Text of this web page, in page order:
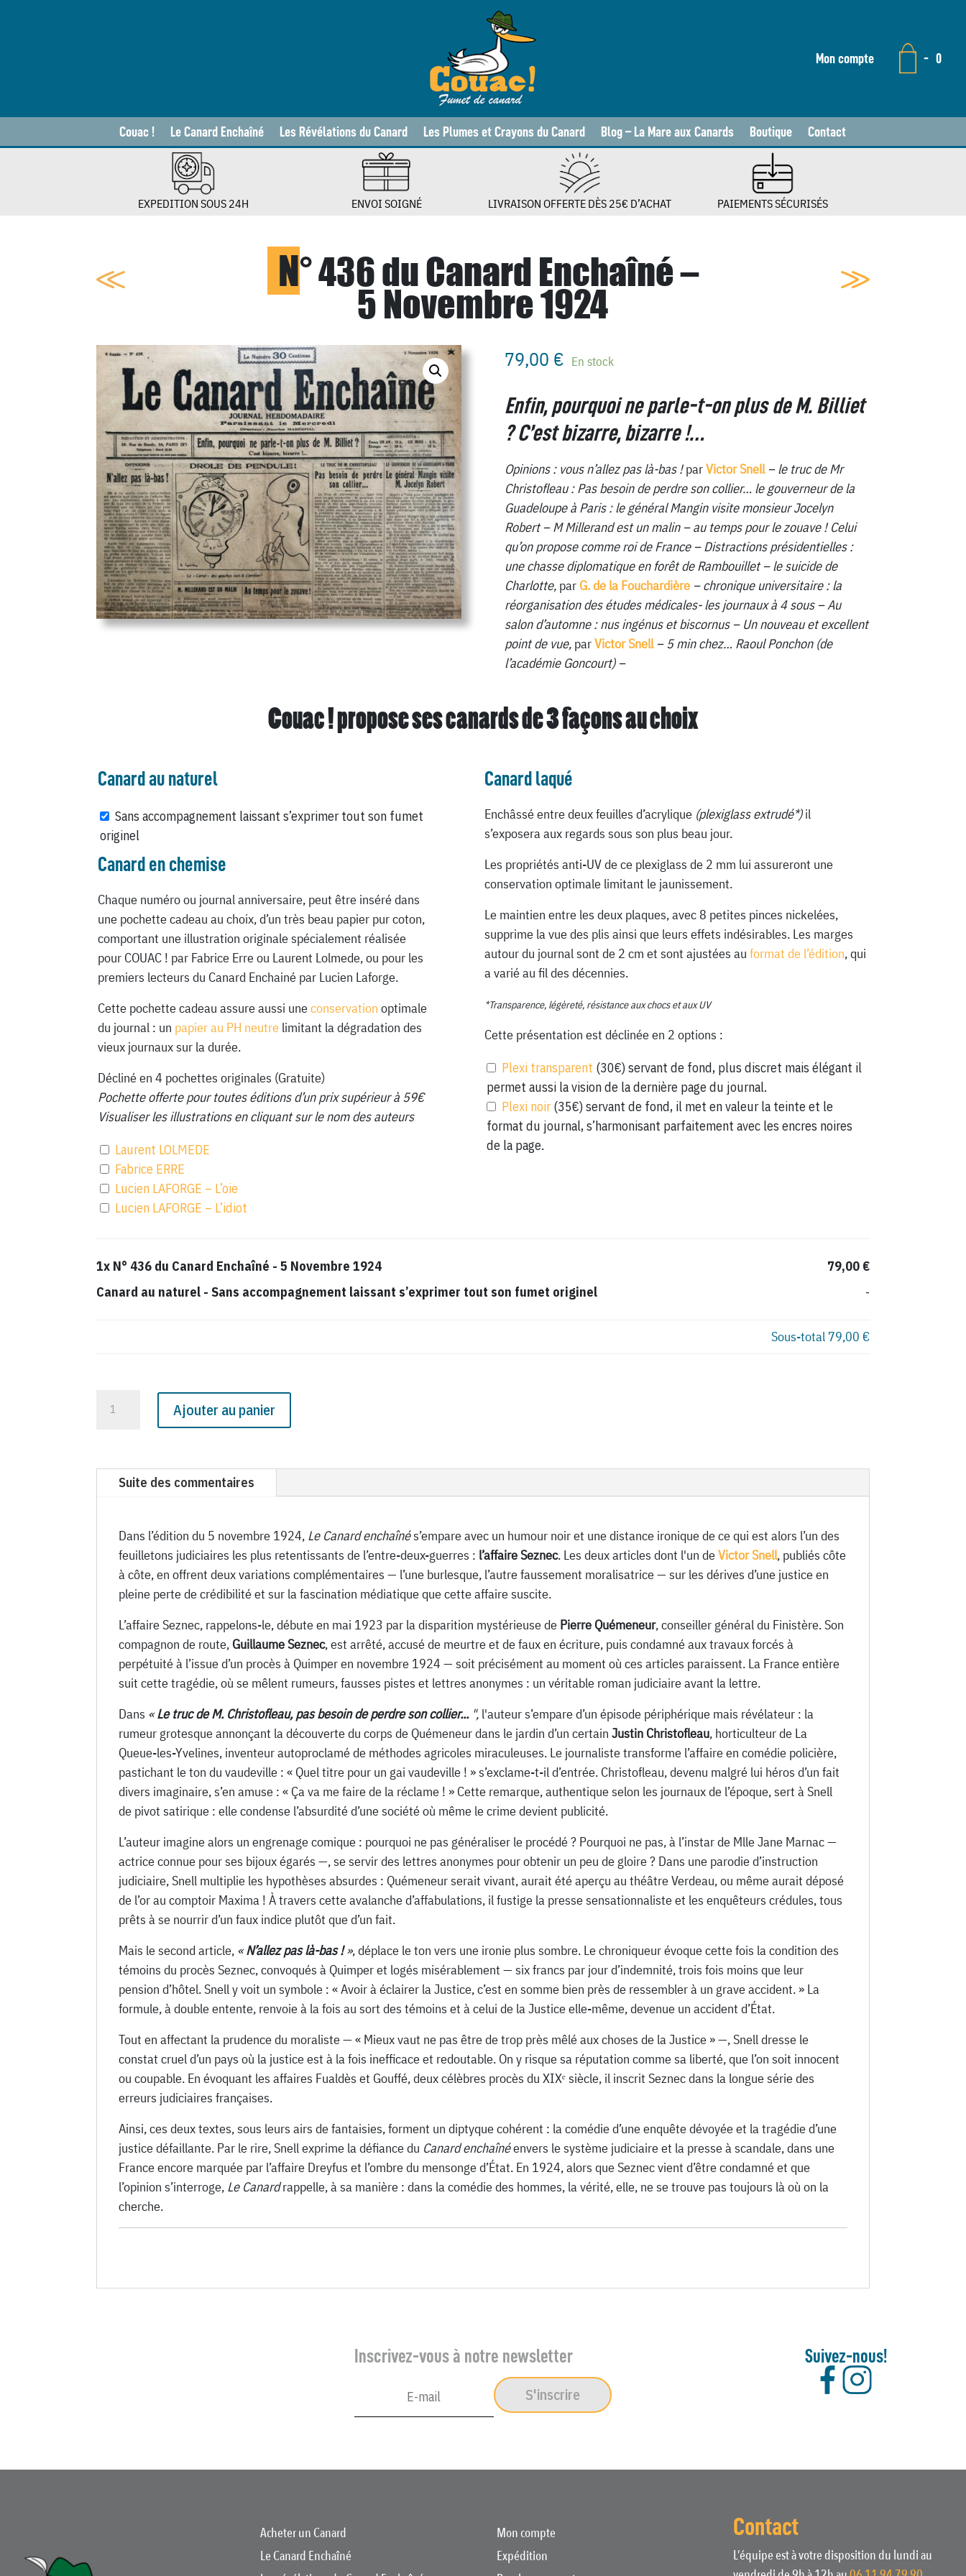
Mon compte - 0
Couac ! Le Canard Enchaîné Les Révélations du Canard Les Plumes et Crayons du Canard Blog – La Mare aux Canards Boutique Contact
EXPEDITION SOUS 24H ENVOI SOIGNÉ LIVRAISON OFFERTE DÈS 25€ D’ACHAT PAIEMENTS SÉCURISÉS
N° 436 du Canard Enchaîné –
5 Novembre 1924
79,00 € En stock
Enfin, pourquoi ne parle-t-on plus de M. Billiet
? C’est bizarre, bizarre !…
Opinions : vous n’allez pas là-bas !parVictor Snell – le truc de Mr
Christofleau : Pas besoin de perdre son collier… le gouverneur de la
Guadeloupe à Paris : le général Mangin visite monsieur Jocelyn
Robert – M Millerand est un malin – au temps pour le zouave ! Celui
qu’on propose comme roi de France – Distractions présidentielles :
une chasse diplomatique en forêt de Rambouillet – le suicide de
Charlotte, par G. de la Fouchardière – chronique universitaire : la
réorganisation des études médicales- les journaux à 4 sous – Au
salon d’automne : nus ingénus et biscornus – Un nouveau et excellent
point de vue, parVictor Snell – 5 min chez… Raoul Ponchon (de
l’académie Goncourt) –
Couac ! propose ses canards de3 façons au choix
Canard au naturel
Sans accompagnement laissant s’exprimer tout son fumet
originel
Canard en chemise
Chaque numéro ou journal anniversaire, peut être inséré dans
une pochette cadeau au choix, d’un très beau papier pur coton,
comportant une illustration originale spécialement réalisée
pour COUAC ! par Fabrice Erre ou Laurent Lolmede, ou pour les
premiers lecteurs du Canard Enchainé par Lucien Laforge.
Cette pochette cadeau assure aussi uneconservation optimale
du journal : un papier au PH neutre limitant la dégradation des
vieux journaux sur la durée.
Décliné en 4 pochettes originales (Gratuite)
Pochette offerte pour toutes éditions d’un prix supérieur à 59€
Visualiser les illustrations en cliquant sur le nom des auteurs
Laurent LOLMEDE
Fabrice ERRE
Lucien LAFORGE – L’oie
Lucien LAFORGE – L’idiot
Canard laqué
Enchâssé entre deux feuilles d’acrylique (plexiglass extrudé*)il
s’exposera aux regards sous son plus beau jour.
Les propriétés anti-UV de ce plexiglass de 2 mm lui assureront une
conservation optimale limitant le jaunissement.
Le maintien entre les deux plaques, avec 8 petites pinces nickelées,
supprime la vue des plis ainsi que leurs effets indésirables. Les marges
autour du journal sont de 2 cm et sont ajustées au format de l’édition, qui
a varié au fil des décennies.
*Transparence, légèreté, résistance aux chocs et aux UV
Cette présentation est déclinée en 2 options :
Plexi transparent (30€) servant de fond, plus discret mais élégant il
permet aussi la vision de la dernière page du journal.
Plexi noir (35€) servant de fond, il met en valeur la teinte et le
format du journal, s’harmonisant parfaitement avec les encres noires
de la page.
1x N° 436 du Canard Enchaîné - 5 Novembre 1924
79,00 €
Canard au naturel -Sans accompagnement laissant s’exprimer tout son fumet originel -
Sous-total 79,00 €
Novembre
1924
Ajouter au panier
Suite des commentaires
Dans l’édition du 5 novembre 1924, Le Canard enchaînés’empare avec un humour noir et une distance ironique de ce qui est alors l’un des
feuilletons judiciaires les plus retentissants de l’entre-deux-guerres : l’affaire Seznec. Les deux articles dont l'un deVictor Snell, publiés côte
à côte, en offrent deux variations complémentaires — l’une burlesque, l’autre faussement moralisatrice — sur les dérives d’une justice en
pleine perte de crédibilité et sur la fascination médiatique que cette affaire suscite.
L’affaire Seznec, rappelons-le, débute en mai 1923 par la disparition mystérieuse de Pierre Quémeneur, conseiller général du Finistère. Son
compagnon de route, Guillaume Seznec, est arrêté, accusé de meurtre et de faux en écriture, puis condamné aux travaux forcés à
perpétuité à l’issue d’un procès à Quimper en novembre 1924 — soit précisément au moment où ces articles paraissent. La France entière
suit cette tragédie, où se mêlent rumeurs, fausses pistes et lettres anonymes : un véritable roman judiciaire avant la lettre.
Dans «Le truc de M. Christofleau, pas besoin de perdre son collier...", l'auteur s’empare d’un épisode périphérique mais révélateur : la
rumeur grotesque annonçant la découverte du corps de Quémeneur dans le jardin d’un certainJustin Christofleau, horticulteur de La
Queue-les-Yvelines, inventeur autoproclamé de méthodes agricoles miraculeuses. Le journaliste transforme l’affaire en comédie policière,
pastichant le ton du vaudeville : « Quel titre pour un gai vaudeville ! » s’exclame-t-il d’entrée. Christofleau, devenu malgré lui héros d’un fait
divers imaginaire, s’en amuse : « Ça va me faire de la réclame ! » Cette remarque, authentique selon les journaux de l’époque, sert à Snell
de pivot satirique : elle condense l’absurdité d’une société où même le crime devient publicité.
L’auteur imagine alors un engrenage comique : pourquoi ne pas généraliser le procédé ? Pourquoi ne pas, à l’instar de Mlle Jane Marnac —
actrice connue pour ses bijoux égarés —, se servir des lettres anonymes pour obtenir un peu de gloire ? Dans une parodie d’instruction
judiciaire, Snell multiplie les hypothèses absurdes : Quémeneur serait vivant, aurait été aperçu au théâtre Verdeau, ou même aurait déposé
de l’or au comptoir Maxima ! À travers cette avalanche d’affabulations, il fustige la presse sensationnaliste et les enquêteurs crédules, tous
prêts à se nourrir d’un faux indice plutôt que d’un fait.
Mais le second article, «N’allez pas là-bas !», déplace le ton vers une ironie plus sombre. Le chroniqueur évoque cette fois la condition des
témoins du procès Seznec, convoqués à Quimper et logés misérablement — six francs par jour d’indemnité, trois fois moins que leur
pension d’hôtel. Snell y voit un symbole : « Avoir à éclairer la Justice, c’est en somme bien près de ressembler à un grave accident. » La
formule, à double entente, renvoie à la fois au sort des témoins et à celui de la Justice elle-même, devenue un accident d’État.
Tout en affectant la prudence du moraliste — « Mieux vaut ne pas être de trop près mêlé aux choses de la Justice » —, Snell dresse le
constat cruel d’un pays où la justice est à la fois inefficace et redoutable. On y risque sa réputation comme sa liberté, que l’on soit innocent
ou coupable. En évoquant les affaires Fualdès et Gouffé, deux célèbres procès du XIXᵉ siècle, il inscrit Seznec dans la longue série des
erreurs judiciaires françaises.
Ainsi, ces deux textes, sous leurs airs de fantaisies, forment un diptyque cohérent : la comédie d’une enquête dévoyée et la tragédie d’une
justice défaillante. Par le rire, Snell exprime la défiance du Canard enchaînéenvers le système judiciaire et la presse à scandale, dans une
France encore marquée par l’affaire Dreyfus et l’ombre du mensonge d’État. En 1924, alors que Seznec vient d’être condamné et que
l’opinion s’interroge, Le Canardrappelle, à sa manière : dans la comédie des hommes, la vérité, elle, ne se trouve pas toujours là où on la
cherche.
Inscrivez-vous à notre newsletter
S'inscrire
Suivez-nous!
Acheter un Canard
Le Canard Enchaîné
Mon compte
Expédition
Contact
L’équipe est à votre disposition du lundi au